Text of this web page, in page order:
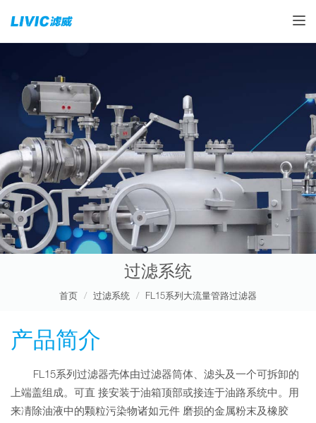
过滤系统
首页 过滤系统 FL15系列大流量管路过滤器
产品简介
FL15系列过滤器壳体由过滤器筒体、滤头及一个可拆卸的
上端盖组成。可直 接安装于油箱顶部或接连于油路系统中。用
来凊除油液中的颗粒污染物诸如元件 磨损的金属粉末及橡胶